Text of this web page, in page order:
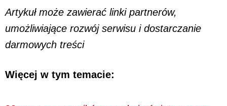
Artykuł może zawierać linki partnerów,
umożliwiające rozwój serwisu i dostarczanie
darmowych treści
Więcej w tym temacie: